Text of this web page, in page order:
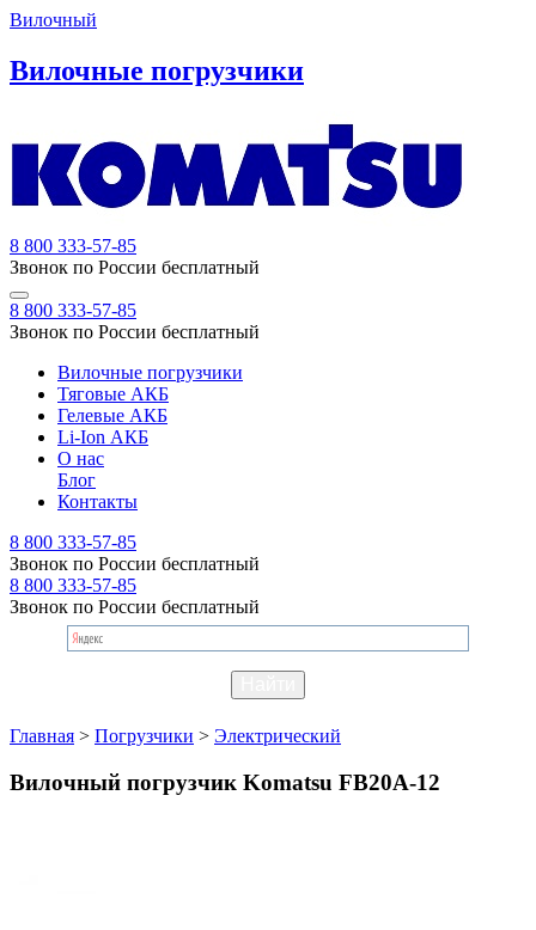
Вилочный
Вилочные погрузчики
8 800 333-57-85
Звонок по России бесплатный
8 800 333-57-85
Звонок по России бесплатный
Вилочные погрузчики
Тяговые АКБ
Гелевые АКБ
Li-Ion АКБ
О нас
Блог
Контакты
8 800 333-57-85
Звонок по России бесплатный
8 800 333-57-85
Звонок по России бесплатный
Главная > Погрузчики > Электрический
Вилочный погрузчик Komatsu FB20A-12